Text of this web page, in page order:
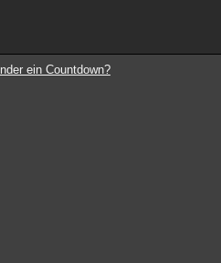
ein Countdown?